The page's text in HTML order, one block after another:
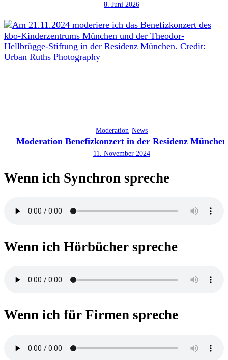
8. Juni 2026
Moderation News
Moderation Benefizkonzert in der Residenz München
11. November 2024
Wenn ich Synchron spreche
Wenn ich Hörbücher spreche
Wenn ich für Firmen spreche